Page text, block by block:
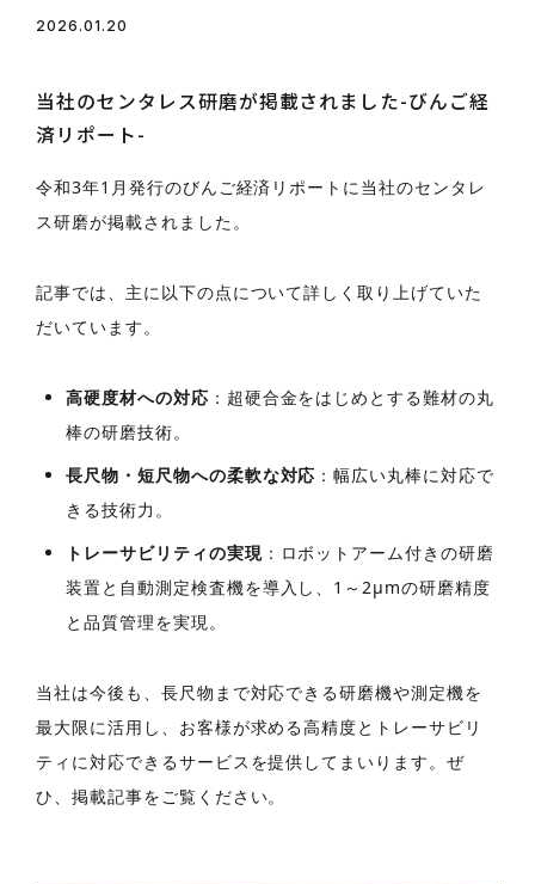
お知らせ
2026.01.20
当社のセンタレス研磨が掲載されました-びんご経
済リポート-
令和3年1月発行のびんご経済リポートに当社のセンタレ
ス研磨が掲載されました。
記事では、主に以下の点について詳しく取り上げていた
だいています。
高硬度材への対応 ：超硬合金をはじめとする難材の丸
棒の研磨技術。
長尺物・短尺物への柔軟な対応 ：幅広い丸棒に対応で
きる技術力。
トレーサビリティの実現：ロボットアーム付きの研磨
装置と自動測定検査機を導入し、1～2μmの研磨精度
と品質管理を実現。
当社は今後も、長尺物まで対応できる研磨機や測定機を
最大限に活用し、お客様が求める高精度とトレーサビリ
ティに対応できるサービスを提供してまいります。ぜ
ひ、掲載記事をご覧ください。